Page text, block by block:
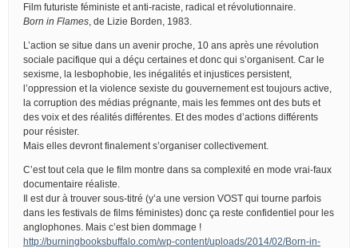
Film futuriste féministe et anti-raciste, radical et révolutionnaire.
Born in Flames , de Lizie Borden, 1983.
L’action se situe dans un avenir proche, 10 ans après une révolution
sociale pacifique qui a déçu certaines et donc qui s’organisent. Car le
sexisme, la lesbophobie, les inégalités et injustices persistent,
l’oppression et la violence sexiste du gouvernement est toujours active,
la corruption des médias prégnante, mais les femmes ont des buts et
des voix et des réalités différentes. Et des modes d’actions différents
pour résister.
Mais elles devront finalement s’organiser collectivement.
C’est tout cela que le film montre dans sa complexité en mode vrai-faux
documentaire réaliste.
Il est dur à trouver sous-titré (y’a une version VOST qui tourne parfois
dans les festivals de films féministes) donc ça reste confidentiel pour les
anglophones. Mais c’est bien dommage !
http://burningbooksbuffalo.com/wp-content/uploads/2014/02/Born-in-